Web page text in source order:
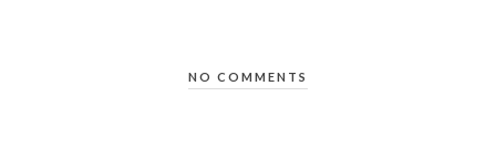
NO COMMENTS